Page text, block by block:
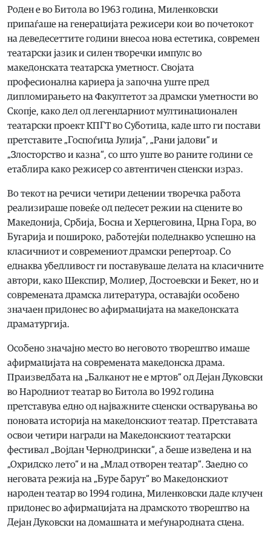
Роден е во Битола во 1963 година, Миленковски
припаѓаше на генерацијата режисери кои во почетокот
на деведесеттите години внесоа нова естетика, современ
театарски јазик и силен творечки импулс во
македонската театарска уметност. Својата
професионална кариера ја започна уште пред
дипломирањето на Факултетот за драмски уметности во
Скопје, како дел од легендарниот мултинационален
театарски проект КПГТ во Суботица, каде што ги постави
претставите „Госпоѓица Јулија“, „Рани јадови“ и
„Злосторство и казна“, со што уште во раните години се
етаблира како режисер со автентичен сценски израз.
Во текот на речиси четири децении творечка работа
реализираше повеќе од педесет режии на сцените во
Македонија, Србија, Босна и Херцеговина, Црна Гора, во
Бугарија и пошироко, работејќи подеднакво успешно на
класичниот и современиот драмски репертоар. Со
еднаква убедливост ги поставуваше делата на класичните
автори, како Шекспир, Молиер, Достоевски и Бекет, но и
современата драмска литература, оставајќи особено
значаен придонес во афирмацијата на македонската
драматургија.
Особено значајно место во неговото творештво имаше
афирмацијата на современата македонска драма.
Праизведбата на „Балканот не е мртов“ од Дејан Дуковски
во Народниот театар во Битола во 1992 година
претставува едно од најважните сценски остварувања во
поновата историја на македонскиот театар. Претставата
освои четири награди на Македонскиот театарски
фестивал „Војдан Чернодрински“, а беше изведена и на
„Охридско лето“ и на „Млад отворен театар“. Заедно со
неговата режија на „Буре барут“ во Македонскиот
народен театар во 1994 година, Миленковски даде клучен
придонес во афирмацијата на драмското творештво на
Дејан Дуковски на домашната и меѓународната сцена.